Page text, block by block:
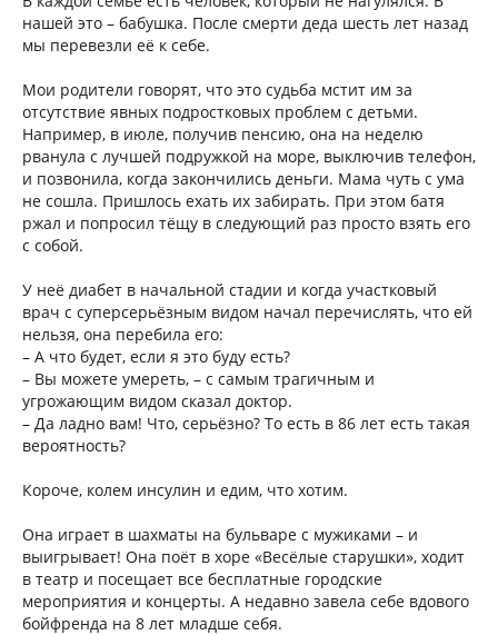
нашей это – бабушка. После смерти деда шесть лет назад
мы перевезли её к себе.
Мои родители говорят, что это судьба мстит им за
отсутствие явных подростковых проблем с детьми.
Например, в июле, получив пенсию, она на неделю
рванула с лучшей подружкой на море, выключив телефон,
и позвонила, когда закончились деньги. Мама чуть с ума
не сошла. Пришлось ехать их забирать. При этом батя
ржал и попросил тёщу в следующий раз просто взять его
с собой.
У неё диабет в начальной стадии и когда участковый
врач с суперсерьёзным видом начал перечислять, что ей
нельзя, она перебила его:
– А что будет, если я это буду есть?
– Вы можете умереть, – с самым трагичным и
угрожающим видом сказал доктор.
– Да ладно вам! Что, серьёзно? То есть в 86 лет есть такая
вероятность?
Короче, колем инсулин и едим, что хотим.
Она играет в шахматы на бульваре с мужиками – и
выигрывает! Она поёт в хоре «Весёлые старушки», ходит
в театр и посещает все бесплатные городские
мероприятия и концерты. А недавно завела себе вдового
бойфренда на 8 лет младше себя.